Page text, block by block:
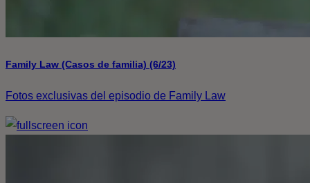
Family Law (Casos de familia) (6/23)
Fotos exclusivas del episodio de Family Law